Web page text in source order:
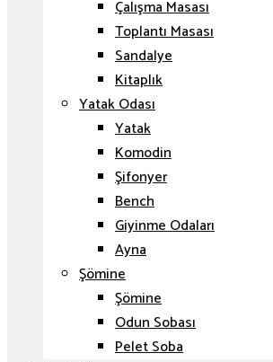
Çalışma Masası
Toplantı Masası
Sandalye
Kitaplık
Yatak Odası
Yatak
Komodin
Şifonyer
Bench
Giyinme Odaları
Ayna
Şömine
Şömine
Odun Sobası
Pelet Soba